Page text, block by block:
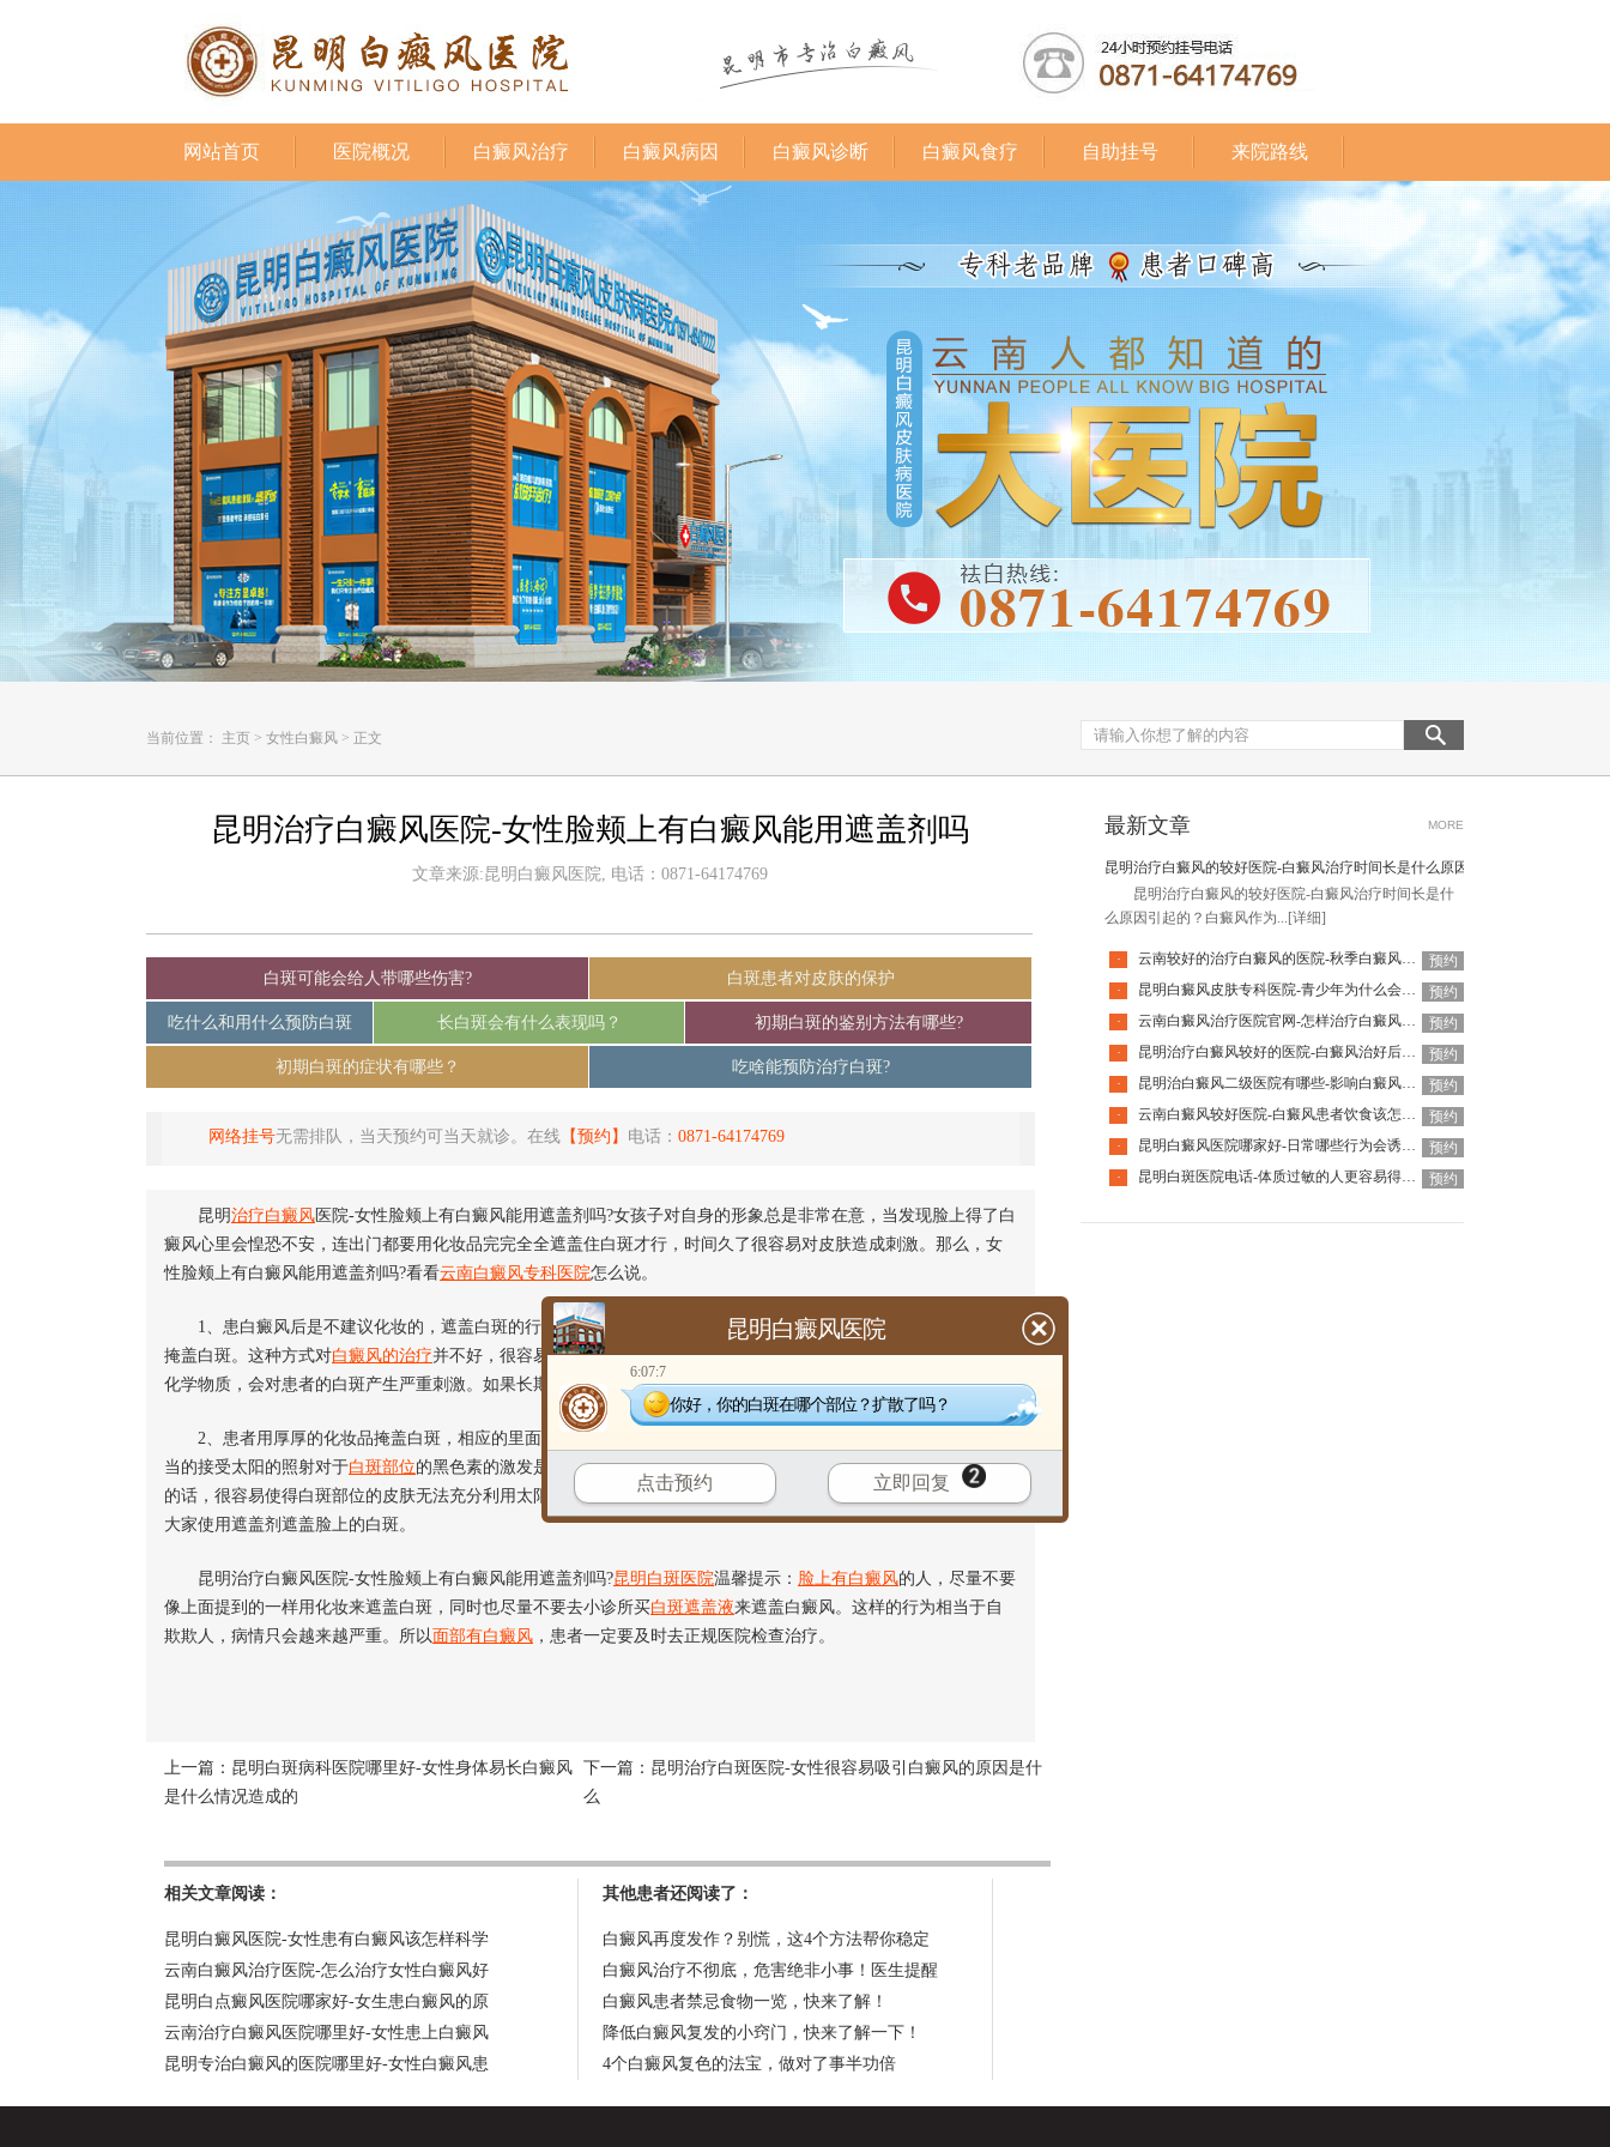
网站首页 医院概况 白癜风治疗 白癜风病因 白癜风诊断 白癜风食疗 自助挂号 来院路线
当前位置： 主页 > 女性白癜风 > 正文
昆明治疗白癜风医院-女性脸颊上有白癜风能用遮盖剂吗
文章来源:昆明白癜风医院, 电话：0871-64174769
白斑可能会给人带哪些伤害? 白斑患者对皮肤的保护
吃什么和用什么预防白斑 长白斑会有什么表现吗？ 初期白斑的鉴别方法有哪些?
初期白斑的症状有哪些？ 吃啥能预防治疗白斑?
网络挂号无需排队，当天预约可当天就诊。在线 【预约】 电话： 0871-64174769
昆明治疗白癜风 医院-女性脸颊上有白癜风能用遮盖剂吗?女孩子对自身的形象总是非常在意，当发现脸上得了白
癜风心里会惶恐不安，连出门都要用化妆品完完全全遮盖住白斑才行，时间久了很容易对皮肤造成刺激。那么，女
性脸颊上有白癜风能用遮盖剂吗?看看云南白癜风专科医院怎么说。
1、患白癜风后是不建议化妆的，遮盖白斑的行为应该放弃。白癜风在脸上不好看，容易引起别人的注意，从而
掩盖白斑。这种方式对白癜风的治疗并不好，很容易导致白癜风的扩散。为了突出遮盖效果，遮盖剂中通常会掺杂
化学物质，会对患者的白斑产生严重刺激。如果长期使用，很容易导致白癜风的扩散。
2、患者用厚厚的化妆品掩盖白斑，相应的里面成分会直接导致白斑的蔓延。相反，不用遮盖之后，患病部位恰
当的接受太阳的照射对于白斑部位的黑色素的激发是有作用的，反之如果白斑患者经常使用遮盖剂对患部进行遮盖
的话，很容易使得白斑部位的皮肤无法充分利用太阳光合成黑色素，从而不利于患者病情的改善。因此，并不建议
大家使用遮盖剂遮盖脸上的白斑。
昆明治疗白癜风医院-女性脸颊上有白癜风能用遮盖剂吗?昆明白斑医院温馨提示： 脸上有白癜风的人，尽量不要
像上面提到的一样用化妆来遮盖白斑，同时也尽量不要去小诊所买白斑遮盖液来遮盖白癜风。这样的行为相当于自
欺欺人，病情只会越来越严重。所以面部有白癜风 ，患者一定要及时去正规医院检查治疗。
上一篇： 昆明白斑病科医院哪里好-女性身体易长白癜风
是什么情况造成的
下一篇： 昆明治疗白斑医院-女性很容易吸引白癜风的原因是什
么
相关文章阅读：
昆明白癜风医院-女性患有白癜风该怎样科学
云南白癜风治疗医院-怎么治疗女性白癜风好
昆明白点癜风医院哪家好-女生患白癜风的原
云南治疗白癜风医院哪里好-女性患上白癜风
昆明专治白癜风的医院哪里好-女性白癜风患
其他患者还阅读了：
白癜风再度发作？别慌，这4个方法帮你稳定
白癜风治疗不彻底，危害绝非小事！医生提醒
白癜风患者禁忌食物一览，快来了解！
降低白癜风复发的小窍门，快来了解一下！
4个白癜风复色的法宝，做对了事半功倍
最新文章 MORE
昆明治疗白癜风的较好医院-白癜风治疗时间长是什么原因引起的
昆明治疗白癜风的较好医院-白癜风治疗时间长是什
么原因引起的？白癜风作为... [详细]
· 云南较好的治疗白癜风的医院-秋季白癜风该怎么护理
预约
·
昆明白癜风皮肤专科医院-青少年为什么会得白癜风呢
预约
·
云南白癜风治疗医院官网-怎样治疗白癜风才有效
预约
·
昆明治疗白癜风较好的医院-白癜风治好后还会复发吗
预约
·
昆明治白癜风二级医院有哪些-影响白癜风恢复的因素有哪些
预约
·
云南白癜风较好医院-白癜风患者饮食该怎么调整
预约
·
昆明白癜风医院哪家好-日常哪些行为会诱发白癜风呢
预约
·
昆明白斑医院电话-体质过敏的人更容易得白癜风吗 预约
昆明白癜风医院
6:07:7
你好，你的白斑在哪个部位？扩散了吗？
点击预约 立即回复